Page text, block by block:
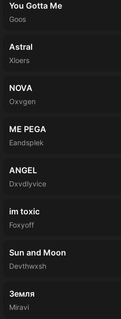
You Gotta Me
Goos
Astral
Xloers
NOVA
Oxvgen
ME PEGA
Eandsplek
ANGEL
Dxvdlyvice
im toxic
Foxyoff
Sun and Moon
Devthwxsh
Земля
Miravi